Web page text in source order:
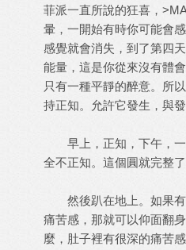
菲派一直所說的狂喜，
暈，一開始有時你可能會
感覺就會消失，到了第四
能量，這是你從來沒有體
只有一種平靜的醉意。所
持正知。允許它發生，與發
早上，正知，下午，一
全不正知。這個圓就完整了
然後趴在地上。如果有
痛苦感，那就可以仰面翻
麼，肚子裡有很深的痛苦